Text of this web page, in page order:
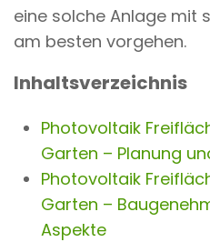
eine solche Anlage mit
am besten vorgehen.
Inhaltsverzeichnis
Photovoltaik
Garten – Planung
Photovoltaik
Garten –
Aspekte